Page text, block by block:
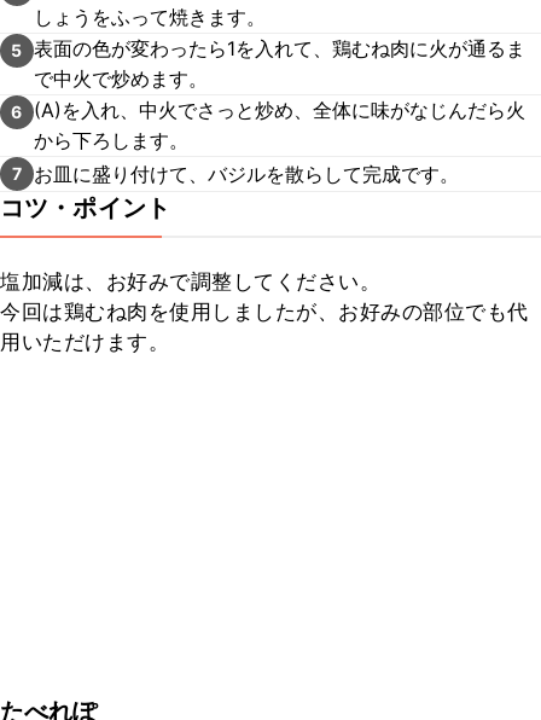
しょうをふって焼きます。
5 表面の色が変わったら1を入れて、鶏むね肉に火が通るま
で中火で炒めます。
6
(A)を入れ、中火でさっと炒め、全体に味がなじんだら火
から下ろします。
7 お皿に盛り付けて、バジルを散らして完成です。
コツ・ポイント
塩加減は、お好みで調整してください。
今回は鶏むね肉を使用しましたが、お好みの部位でも代
用いただけます。
たべれぽ